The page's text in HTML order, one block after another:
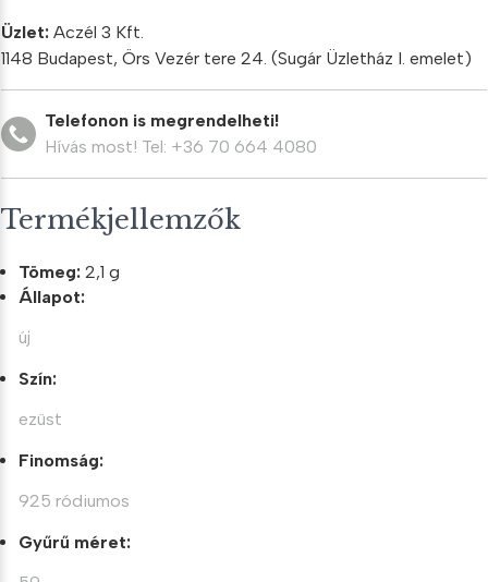
köves
gyűrű
mennyiség
Üzlet: Aczél 3 Kft.
1148 Budapest, Örs Vezér tere 24. (Sugár Üzletház I. emelet)
Telefonon is megrendelheti!
Hívás most! Tel: +36 70 664 4080
Termékjellemzők
Tömeg: 2,1 g
Állapot:
új
Szín:
ezüst
Finomság:
925 ródiumos
Gyűrű méret: